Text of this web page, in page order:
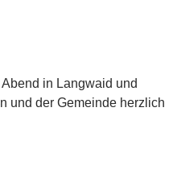
in Langwaid und
und der Gemeinde herzlich